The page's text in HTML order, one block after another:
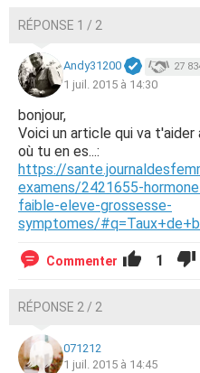
RÉPONSE 1 / 2
Andy31200 27
1 juil. 2015 à 14:30
bonjour,
Voici un article qui va
où tu en es...:
https://
examens/2421655-
faible-eleve-grossesse-
symptomes/
Commenter 1
RÉPONSE 2 / 2
071212
1 juil. 2015 à 14:45